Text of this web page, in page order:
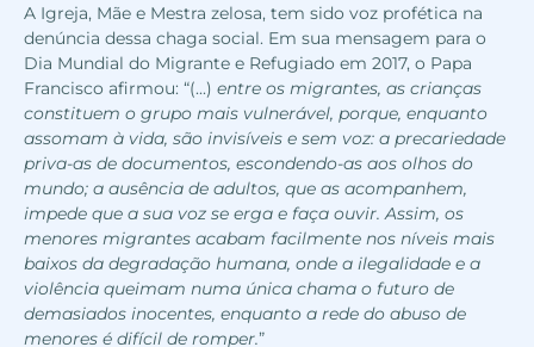
A Igreja, Mãe e Mestra zelosa, tem sido voz profética na
denúncia dessa chaga social. Em sua mensagem para o
Dia Mundial do Migrante e Refugiado em 2017, o Papa
Francisco afirmou: “(...) entre os migrantes, as crianças
constituem o grupo mais vulnerável, porque, enquanto
assomam à vida, são invisíveis e sem voz: a precariedade
priva-as de documentos, escondendo-as aos olhos do
mundo; a ausência de adultos, que as acompanhem,
impede que a sua voz se erga e faça ouvir. Assim, os
menores migrantes acabam facilmente nos níveis mais
baixos da degradação humana, onde a ilegalidade e a
violência queimam numa única chama o futuro de
demasiados inocentes, enquanto a rede do abuso de
menores é difícil de romper.”